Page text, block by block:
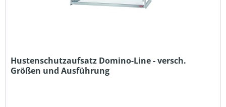
Hustenschutzaufsatz Domino-Line - versch.
Größen und Ausführung